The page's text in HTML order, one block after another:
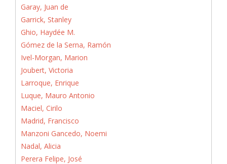
Garay, Juan de
Garrick, Stanley
Ghio, Haydée M.
Gómez de la Serna, Ramón
Ivel-Morgan, Marion
Joubert, Victoria
Larroque, Enrique
Luque, Mauro Antonio
Maciel, Cirilo
Madrid, Francisco
Manzoni Gancedo, Noemi
Nadal, Alicia
Perera Felipe, José